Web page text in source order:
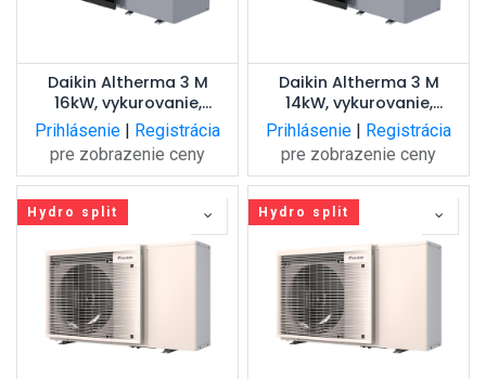
Daikin Altherma 3 M
16kW, vykurovanie,
vonkajšia jednotka
monoblok
Prihlásenie | Registrácia
pre zobrazenie ceny
Daikin Altherma 3 M
14kW, vykurovanie,
vonkajšia jednotka
monoblok
Prihlásenie | Registrácia
pre zobrazenie ceny
Hydro split Hydro split